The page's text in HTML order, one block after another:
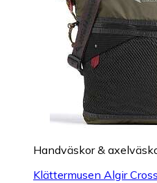
Handväskor &
Klättermusen Algir